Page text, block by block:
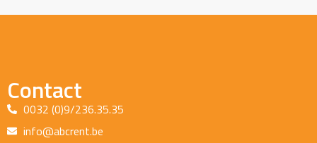
Contact
0032 (0)9/236.35.35
info@abcrent.be